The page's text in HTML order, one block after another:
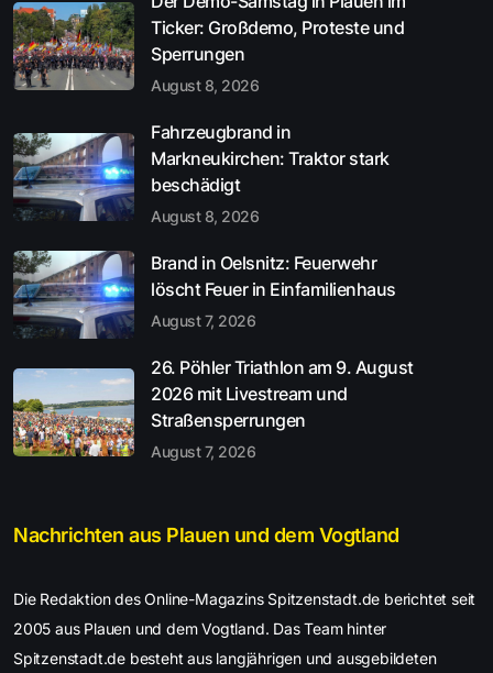
Ticker: Großdemo, Proteste und
Sperrungen
August 8, 2026
Fahrzeugbrand in
Markneukirchen: Traktor stark
beschädigt
August 8, 2026
Brand in Oelsnitz: Feuerwehr
löscht Feuer in Einfamilienhaus
August 7, 2026
26. Pöhler Triathlon am 9. August
2026 mit Livestream und
Straßensperrungen
August 7, 2026
Nachrichten aus Plauen und dem Vogtland
Die Redaktion des Online-Magazins Spitzenstadt.de berichtet seit
2005 aus Plauen und dem Vogtland. Das Team hinter
Spitzenstadt.de besteht aus langjährigen und ausgebildeten